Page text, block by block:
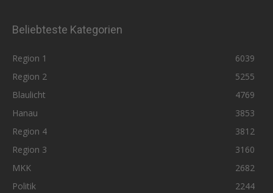
Beliebteste Kategorien
Region 1
6039
Region 2
5255
Blaulicht
4769
Hanau
3853
Region 4
3812
Region 3
3160
MKK
2682
Politik
2244